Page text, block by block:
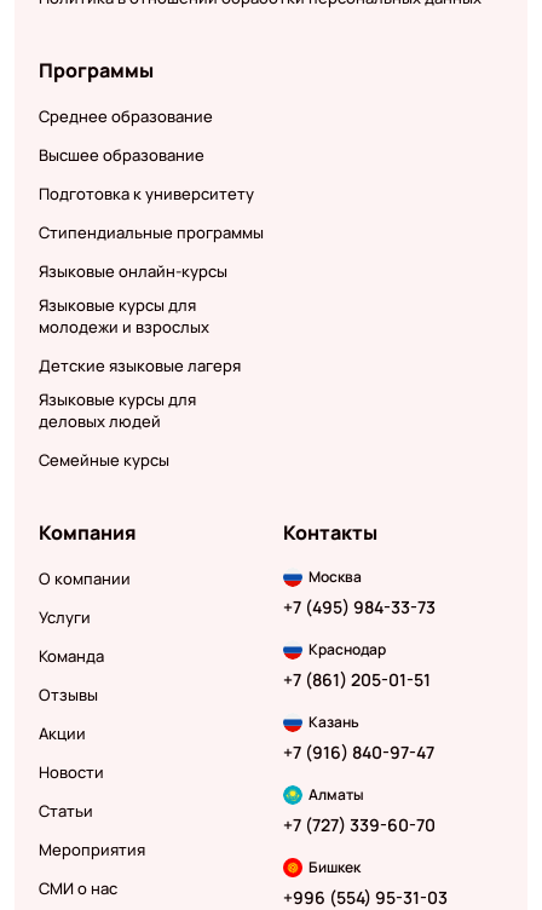
Программы
Среднее образование
Высшее образование
Подготовка к университету
Стипендиальные программы
Языковые онлайн-курсы
Языковые курсы для
молодежи и взрослых
Детские языковые лагеря
Языковые курсы для
деловых людей
Семейные курсы
Компания
О компании
Услуги
Команда
Отзывы
Акции
Новости
Статьи
Мероприятия
СМИ о нас
Контакты
Москва
+7 (495) 984-33-73
Краснодар
+7 (861) 205-01-51
Казань
+7 (916) 840-97-47
Алматы
+7 (727) 339-60-70
Бишкек
+996 (554) 95-31-03